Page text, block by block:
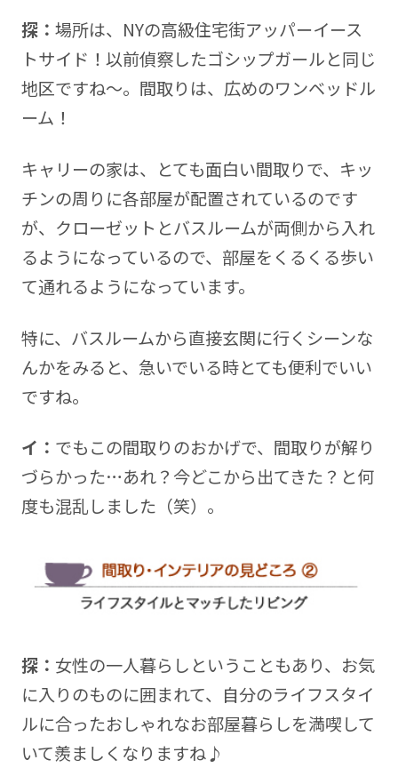
探： 場所は、NYの高級住宅街アッパーイース
トサイド！以前偵察したゴシップガールと同じ
地区ですね～。間取りは、広めのワンベッドル
ーム！
キャリーの家は、とても面白い間取りで、キッ
チンの周りに各部屋が配置されているのです
が、クローゼットとバスルームが両側から入れ
るようになっているので、部屋をくるくる歩い
て通れるようになっています。
特に、バスルームから直接玄関に行くシーンな
んかをみると、急いでいる時とても便利でいい
ですね。
イ： でもこの間取りのおかげで、間取りが解り
づらかった…あれ？今どこから出てきた？と何
度も混乱しました（笑）。
探： 女性の一人暮らしということもあり、お気
に入りのものに囲まれて、自分のライフスタイ
ルに合ったおしゃれなお部屋暮らしを満喫して
いて羨ましくなりますね♪